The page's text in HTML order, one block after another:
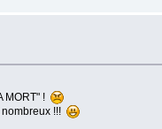
MORT" !
!!!